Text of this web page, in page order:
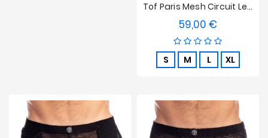
Tof Paris Mesh Circuit Leggings Schwarz
59,00 €
S M L XL